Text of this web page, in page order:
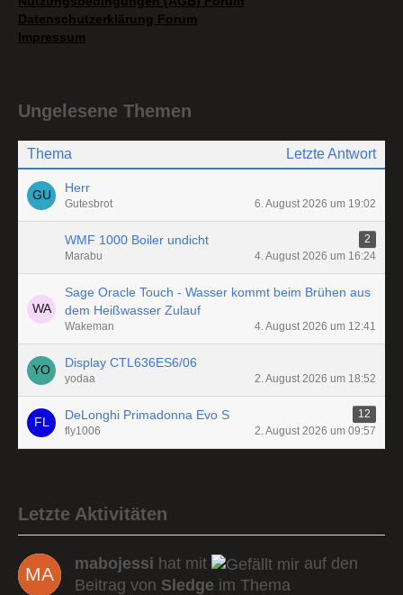
Datenschutzerklärung Forum
Impressum
Ungelesene Themen
Thema Letzte Antwort
Herr
Gutesbrot 6. August 2026 um 19:02
WMF 1000 Boiler undicht
2
Marabu
4. August 2026 um 16:24
Sage Oracle Touch - Wasser kommt beim Brühen aus
dem Heißwasser Zulauf
Wakeman 4. August 2026 um 12:41
Display CTL636ES6/06
yodaa 2. August 2026 um 18:52
DeLonghi Primadonna Evo S
12
fly1006
2. August 2026 um 09:57
Letzte Aktivitäten
mabojessi hat mit
auf den
Beitrag von Sledge im Thema